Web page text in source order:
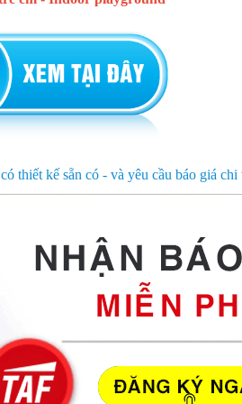
thiết kế sẵn có - và yêu cầu báo giá chi